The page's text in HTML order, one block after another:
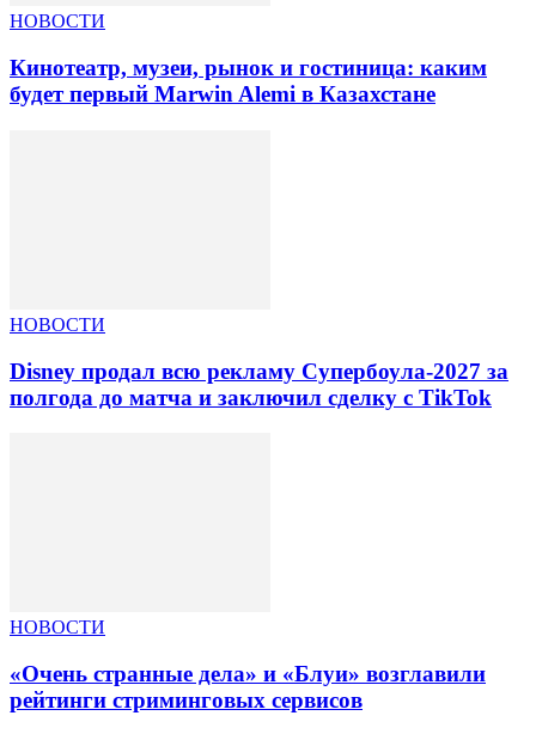
НОВОСТИ
Кинотеатр, музеи, рынок и гостиница: каким
будет первый Marwin Alemi в Казахстане
НОВОСТИ
Disney продал всю рекламу Супербоула-2027 за
полгода до матча и заключил сделку с TikTok
НОВОСТИ
«Очень странные дела» и «Блуи» возглавили
рейтинги стриминговых сервисов